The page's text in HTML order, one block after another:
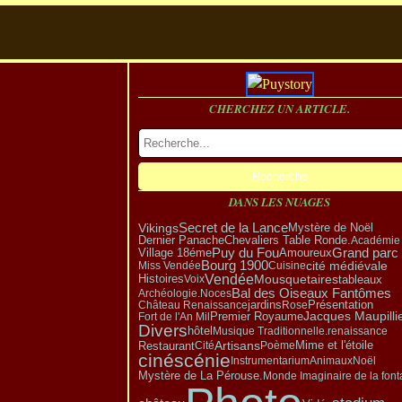
CHERCHEZ UN ARTICLE.
DANS LES NUAGES
VikingsSecret de la LanceMystère de Noël
Dernier PanacheChevaliers Table Ronde. Académie
Village 18émePuy du FouAmoureuxGrand parc
Miss Vendée Bourg 1900Cuisinecité médiévale
HistoiresVoixVendéeMousquetairestableaux
Archéologie. NocesBal des Oiseaux Fantômes
Château Renaissancejardins Rose Présentation
Fort de l'An Mil Premier RoyaumeJacques
Divers hôtel Musique Traditionnelle. renaissance
RestaurantCitéArtisansPoème Mime et l'étoile
cinéscénie InstrumentariumAnimauxNoël
Mystère de La Pérouse.Monde Imaginaire de la